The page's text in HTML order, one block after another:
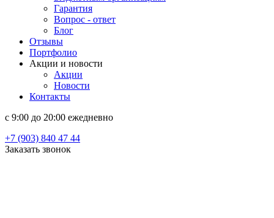
Гарантия
Вопрос - ответ
Блог
Отзывы
Портфолио
Акции и новости
Акции
Новости
Контакты
c 9:00 до 20:00 ежедневно
+7 (903) 840 47 44
Заказать звонок